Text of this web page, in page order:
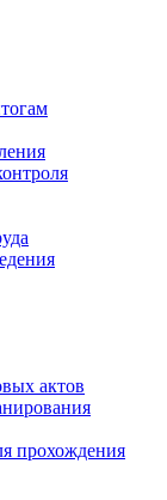
актов
прохождения